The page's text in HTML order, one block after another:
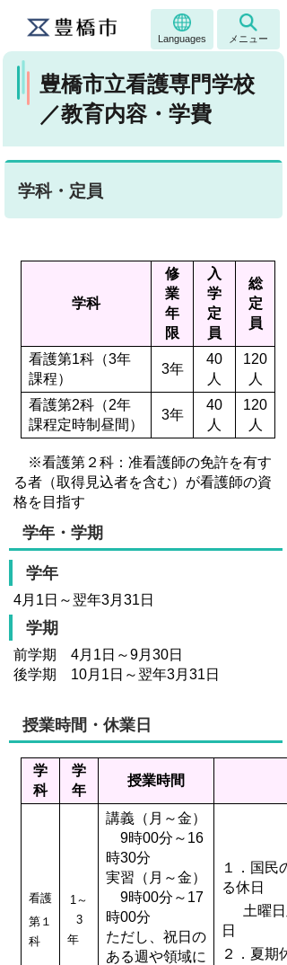
Languages メニュー
豊橋市立看護専門学校
／教育内容・学費
学科・定員
学科
修
業
年
限
入
学
定
員
総
定
員
看護第1科（3年
課程）
3年
40
人
120
人
看護第2科（2年
課程定時制昼間）
3年
40
人
120
人
※看護第２科：准看護師の免許を有す
る者（取得見込者を含む）が看護師の資
格を目指す
学年・学期
学年
4月1日～翌年3月31日
学期
前学期 4月1日～9月30日
後学期 10月1日～翌年3月31日
授業時間・休業日
学
科
学
年
授業時間
看護
第１
科
1～
3
年
講義（月～金）
9時00分～16
時30分
実習（月～金）
9時00分～17
時00分
ただし、祝日の
ある週や領域に
１．国民
る休日
土曜日
２．夏期